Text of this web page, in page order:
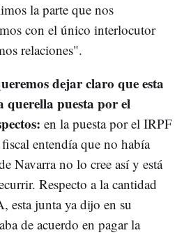
la parte que nos
con el único interlocutor
relaciones".
dejar claro que esta
querella puesta por el
en la puesta por el IRPF
entendía que no había
Navarra no lo cree así y está
Respecto a la cantidad
esta junta ya dijo en su
de acuerdo en pagar la